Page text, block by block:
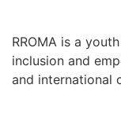
RROMA is a
inclusion and
and international